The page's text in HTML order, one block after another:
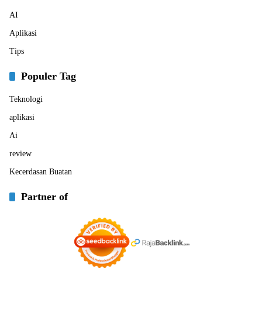
AI
Aplikasi
Tips
Populer Tag
Teknologi
aplikasi
Ai
review
Kecerdasan Buatan
Partner of